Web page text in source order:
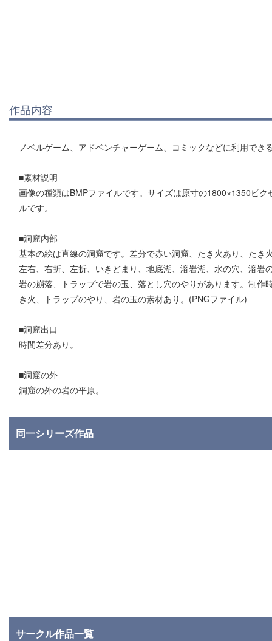
作品内容
ノベルゲーム、アドベンチャーゲーム、コミックなどに利用でき
■素材説明
画像の種類はBMPファイルです。サイズは原寸の1800×1350ピ
ルです。
■洞窟内部
基本の絵は直線の洞窟です。差分で赤い洞窟、たき火あり、たき
左右、右折、左折、いきどまり、地底湖、溶岩湖、水の穴、溶岩
岩の崩落、トラップで岩の玉、落とし穴のやりがあります。制作
き火、トラップのやり、岩の玉の素材あり。(PNGファイル)
■洞窟出口
時間差分あり。
■洞窟の外
洞窟の外の岩の平原。
同一シリーズ作品
サークル作品一覧